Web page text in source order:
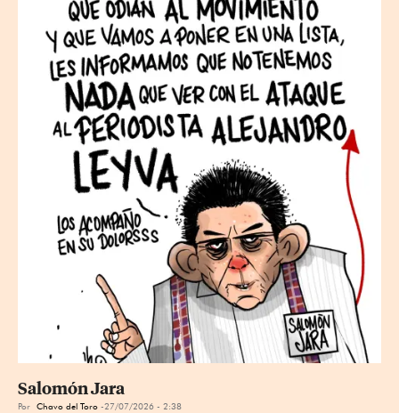
Salomón Jara
Por Chavo del Toro 27/07/2026 - 2:38